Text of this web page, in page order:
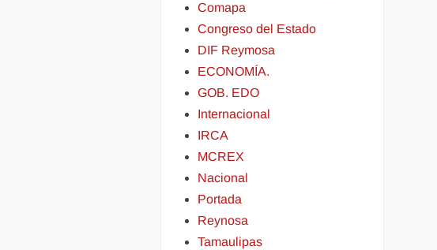
Comapa
Congreso del Estado
DIF Reymosa
ECONOMÍA.
GOB. EDO
Internacional
IRCA
MCREX
Nacional
Portada
Reynosa
Tamaulipas